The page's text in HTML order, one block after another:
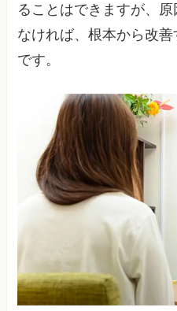
ることはできますが、
なければ、根本から改
です。